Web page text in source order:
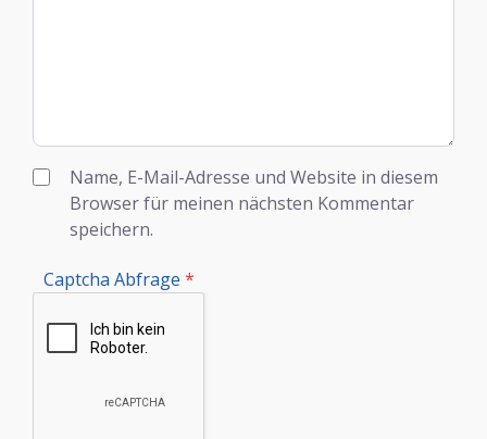
Name, E-Mail-Adresse und Website in diesem
Browser für meinen nächsten Kommentar
speichern.
Captcha Abfrage *